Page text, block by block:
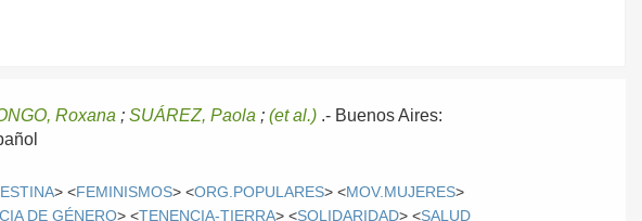
Roxana ;SUÁREZ, Paola ;(et al.) .- Buenos Aires:
> <FEMINISMOS> <ORG.POPULARES> <MOV.MUJERES>
DE GÉNERO> <TENENCIA-TIERRA> <SOLIDARIDAD> <SALUD